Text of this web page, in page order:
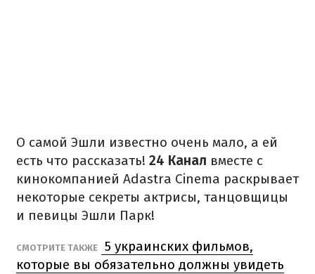
О самой Эшли известно очень мало, а ей
есть что рассказать! 24 Канал вместе с
кинокомпанией Adastra Cinema раскрывает
некоторые секреты актрисы, танцовщицы
и певицы Эшли Парк!
СМОТРИТЕ ТАКЖЕ
5 украинских фильмов,
которые вы обязательно должны увидеть